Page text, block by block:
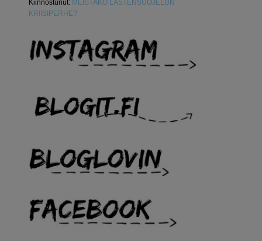
Kiinnostunut: MEISTÄKÖ LASTENSUOJELUN
KRIISIPERHE?